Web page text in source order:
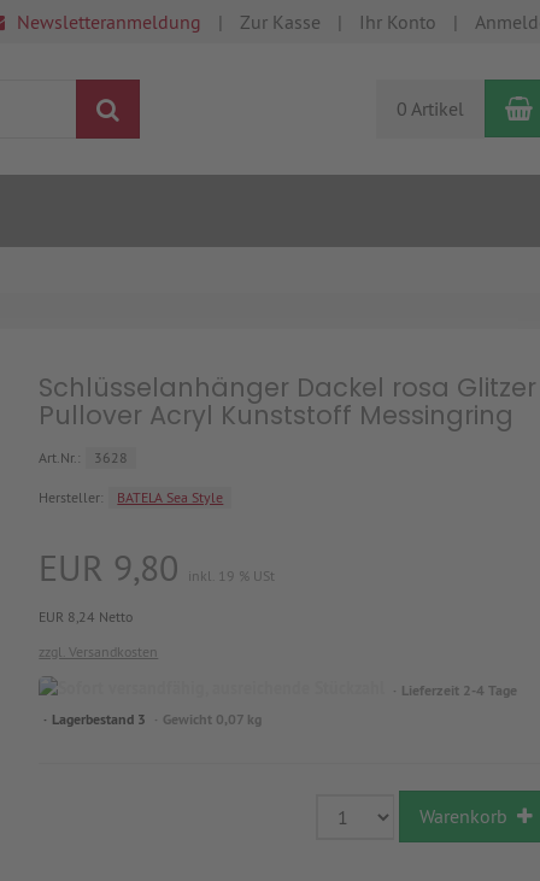
Newsletteranmeldung Zur Kasse Ihr Konto
0 Artikel
Schlüsselanhänger Dackel rosa Glitzer
Pullover Acryl Kunststoff Messingring
Art.Nr.: 3628
Hersteller: BATELA Sea Style
EUR 9,80 inkl. 19 % USt
EUR 8,24 Netto
zzgl. Versandkosten
Lieferzeit 2-4 Tage
Lagerbestand 3
Gewicht 0,07 kg
Warenkorb